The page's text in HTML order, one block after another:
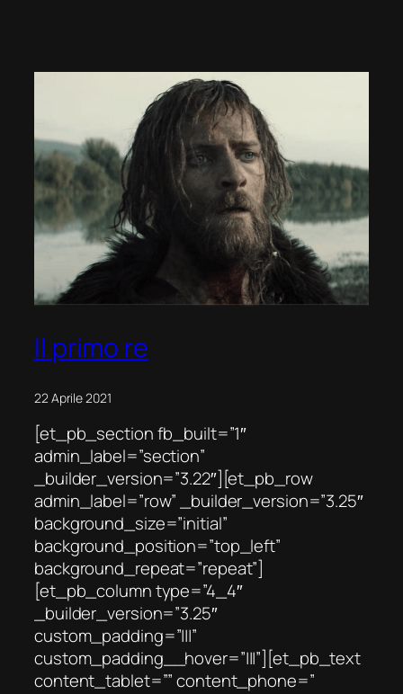
ancora
aperto
Il primo re
22 Aprile 2021
[et_pb_section fb_built=”1″
admin_label=”section”
_builder_version=”3.22″][et_pb_row
admin_label=”row” _builder_version=”3.25″
background_size=”initial”
background_position=”top_left”
background_repeat=”repeat”]
[et_pb_column type=”4_4″
_builder_version=”3.25″
custom_padding=”|||”
custom_padding__hover=”|||”][et_pb_text
content_tablet=”” content_phone=”